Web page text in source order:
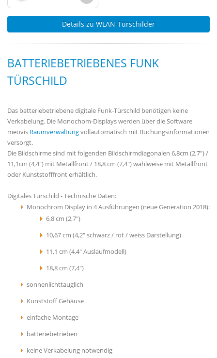
Details zu WLAN-Türschilder
BATTERIEBETRIEBENES FUNK
TÜRSCHILD
Das batteriebetriebene digitale Funk-Türschild benötigen keine
Verkabelung. Die Monochom-Displays werden über die Software
meovis Raumverwaltungvollautomatisch mit Buchungsinformationen
versorgt.
Die Bildschirme sind mit folgenden Bildschirmdiagonalen 6,8cm (2,7") /
11,1cm (4,4") mit Metallfront / 18,8 cm (7,4") wahlweise mit Metallfront
oder Kunststofffront erhältlich.
Digitales Türschild - Technische Daten:
Monochrom Display in 4 Ausführungen (neue Generation 2018):
6,8 cm (2,7")
10,67 cm (4,2" schwarz / rot / weiss Darstellung)
11,1 cm (4,4" Auslaufmodell)
18,8 cm (7,4")
sonnenlichttauglich
Kunststoff Gehäuse
einfache Montage
batteriebetrieben
keine Verkabelung notwendig